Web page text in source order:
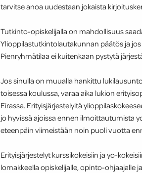
tarvitse anoa uudestaan jokaista
Tutkinto-opiskelijalla on mahdollisuus
Ylioppilastutkintolautakunnan päätös ja
Pienryhmätilaa ei kuitenkaan pystytä
Jos sinulla on muualla hankittu
toisessa koulussa, varaa aika lukion
Eirassa. Erityisjärjestelyitä
jo hyvissä ajoissa ennen ilmoittautumista
eteenpäin viimeistään noin puoli vuotta
Erityisjärjestelyt kurssikokeisiin ja yo-
lomakkeella opiskelijalle, opinto-ohjaajalle